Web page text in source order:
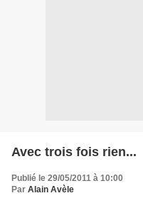
Avec trois fois rien...
Publié le 29/05/2011 à 10:00
Par Alain Avèle